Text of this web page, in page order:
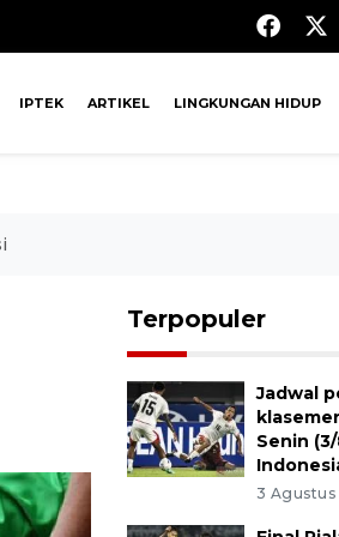
IPTEK ARTIKEL LINGKUNGAN HIDUP
Terpopuler
Jadwal
Senin
3 Agustus